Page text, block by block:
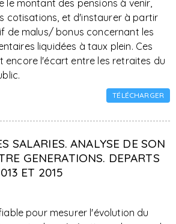
le montant des pensions à venir,
cotisations, et d'instaurer à partir
de malus/ bonus concernant les
liquidées à taux plein. Ces
encore l'écart entre les retraites du
TÉLÉCHARGER
SALARIES. ANALYSE DE SON
GENERATIONS. DEPARTS
ET 2015
pour mesurer l'évolution du